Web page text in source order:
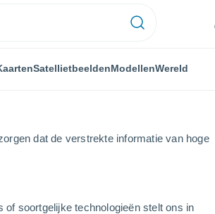
dat de verstrekte informatie van hoge
soortgelijke technologieën stelt ons in
SatellietbeeldenModellenWereld